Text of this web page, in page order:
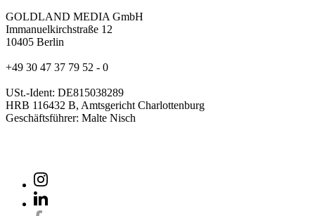
GOLDLAND MEDIA GmbH
Immanuelkirchstraße 12
10405 Berlin
+49 30 47 37 79 52 - 0
USt.-Ident: DE815038289
HRB 116432 B, Amtsgericht Charlottenburg
Geschäftsführer: Malte Nisch